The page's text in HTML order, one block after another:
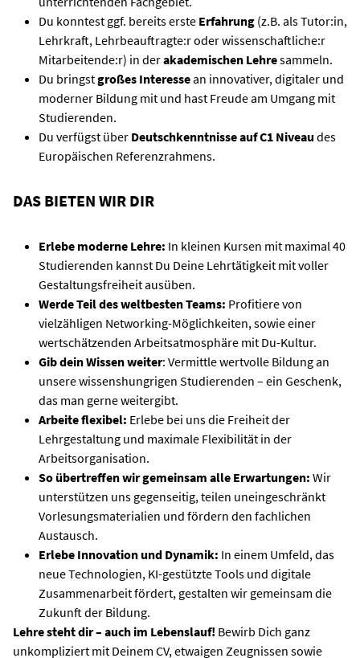
Du konntest ggf. bereits erste Erfahrung (z.B. als Tutor:in,
Lehrkraft, Lehrbeauftragte:r oder wissenschaftliche:r
Mitarbeitende:r) in derakademischen Lehresammeln.
Du bringstgroßes Interessean innovativer, digitaler und
moderner Bildung mit und hast Freude am Umgang mit
Studierenden.
Du verfügst über Deutschkenntnisse auf C1 Niveau des
Europäischen Referenzrahmens.
DAS BIETEN WIR DIR
Erlebe moderne Lehre: In kleinen Kursen mit maximal 40
Studierenden kannst Du Deine Lehrtätigkeit mit voller
Gestaltungsfreiheit ausüben.
Werde Teil des weltbesten Teams: Profitiere von
vielzähligen Networking-Möglichkeiten, sowie einer
wertschätzenden Arbeitsatmosphäre mit Du-Kultur.
Gib dein Wissen weiter: Vermittle wertvolle Bildung an
unsere wissenshungrigen Studierenden – ein Geschenk,
das man gerne weitergibt.
Arbeite flexibel: Erlebe bei uns die Freiheit der
Lehrgestaltung und maximale Flexibilität in der
Arbeitsorganisation.
So übertreffen wir gemeinsam alle Erwartungen: Wir
unterstützen uns gegenseitig, teilen uneingeschränkt
Vorlesungsmaterialien und fördern den fachlichen
Austausch.
Erlebe Innovation und Dynamik: In einem Umfeld, das
neue Technologien, KI-gestützte Tools und digitale
Zusammenarbeit fördert, gestalten wir gemeinsam die
Zukunft der Bildung.
Lehre steht dir – auch im Lebenslauf! Bewirb Dich ganz
unkompliziert mit Deinem CV, etwaigen Zeugnissen sowie